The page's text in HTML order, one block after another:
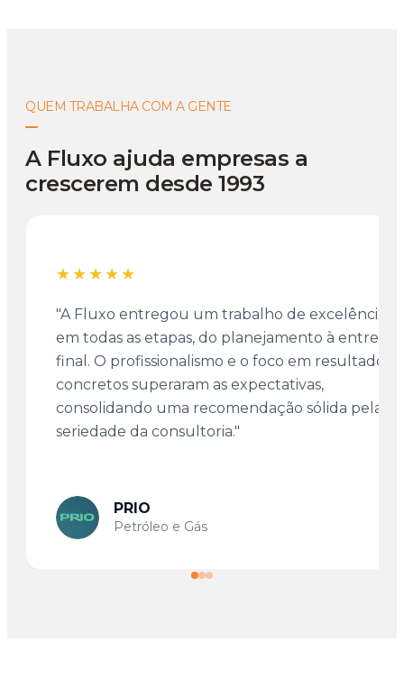
QUEM TRABALHA COM A GENTE
A Fluxo ajuda empresas a
crescerem desde 1993
★★★★★
"A Fluxo entregou um trabalho de excelência
em todas as etapas, do planejamento à entrega
final. O profissionalismo e o foco em resultados
concretos superaram as expectativas,
consolidando uma recomendação sólida pela
seriedade da consultoria."
PRIO
Petróleo e Gás